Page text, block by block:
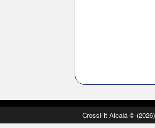
CrossFit Alcalá © (2026)